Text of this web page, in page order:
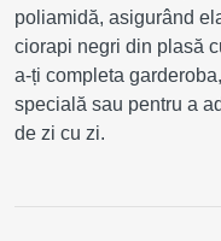
poliamidă, asigurând
ciorapi negri din plasă
a-ți completa
specială sau pentru a
de zi cu zi.